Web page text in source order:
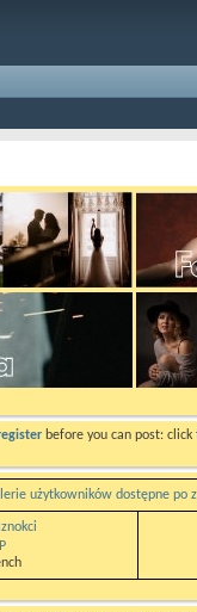
before you can post:
użytkowników dostępne po